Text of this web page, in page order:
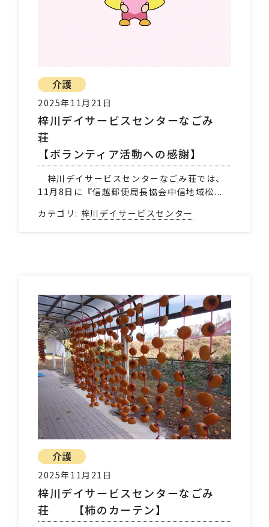
介護
2025年11月21日
梓川デイサービスセンターなごみ
荘
【ボランティア活動への感謝】
梓川デイサービスセンターなごみ荘では、
11月8日に『信越郵便局長協会中信地域松...
カテゴリ: 梓川デイサービスセンター
介護
2025年11月21日
梓川デイサービスセンターなごみ
荘 【柿のカーテン】